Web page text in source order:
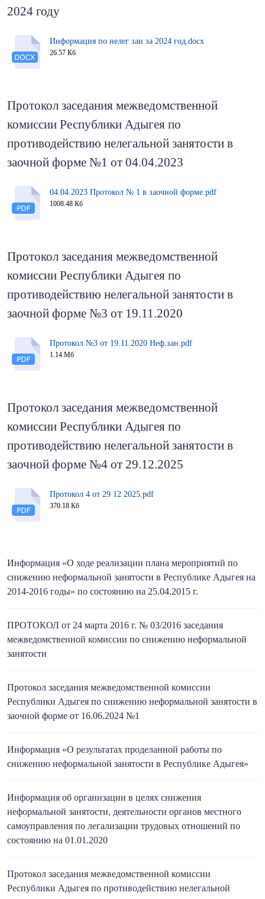
2024 году
Информация по нелег зан за 2024 год.docx
26.57 Кб
Протокол заседания межведомственной
комиссии Республики Адыгея по
противодействию нелегальной занятости в
заочной форме №1 от 04.04.2023
04.04.2023 Протокол № 1 в заочной форме.pdf
1008.48 Кб
Протокол заседания межведомственной
комиссии Республики Адыгея по
противодействию нелегальной занятости в
заочной форме №3 от 19.11.2020
Протокол №3 от 19.11.2020 Неф.зан.pdf
1.14 Мб
Протокол заседания межведомственной
комиссии Республики Адыгея по
противодействию нелегальной занятости в
заочной форме №4 от 29.12.2025
Протокол 4 от 29 12 2025.pdf
370.18 Кб
Информация «О ходе реализации плана мероприятий по
снижению неформальной занятости в Республике Адыгея на
2014-2016 годы» по состоянию на 25.04.2015 г.
ПРОТОКОЛ от 24 марта 2016 г. № 03/2016 заседания
межведомственной комиссии по снижению неформальной
занятости
Протокол заседания межведомственной комиссии
Республики Адыгея по снижению неформальной занятости в
заочной форме от 16.06.2024 №1
Информация «О результатах проделанной работы по
снижению неформальной занятости в Республике Адыгея»
Информация об организации в целях снижения
неформальной занятости, деятельности органов местного
самоуправления по легализации трудовых отношений по
состоянию на 01.01.2020
Протокол заседания межведомственной комиссии
Республики Адыгея по противодействию нелегальной